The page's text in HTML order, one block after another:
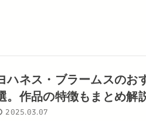
ハネス・ブラームスのお
。作品の特徴もまとめ解
2025.03.07